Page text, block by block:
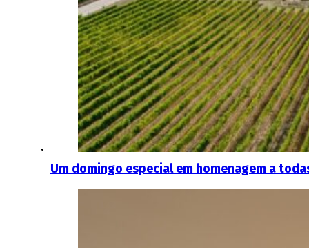
Um domingo especial em homenagem a